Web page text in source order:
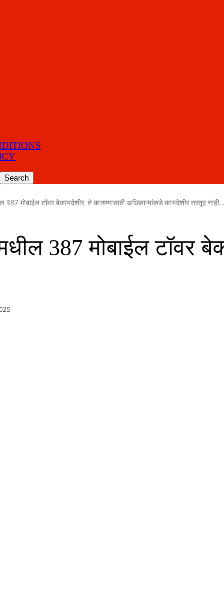
387 मोबाईल टॉवर बेकायदेशीर, ते काढण्यासाठी अधिकाऱ्यांकडे कायदेशीर तरतूद नाही...
387 मोबाईल टॉवर